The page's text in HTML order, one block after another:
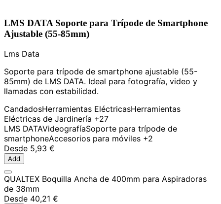
LMS DATA Soporte para Trípode de Smartphone
Ajustable (55-85mm)
Lms Data
Soporte para trípode de smartphone ajustable (55-
85mm) de LMS DATA. Ideal para fotografía, video y
llamadas con estabilidad.
CandadosHerramientas EléctricasHerramientas
Eléctricas de Jardinería +27
LMS DATAVideografíaSoporte para trípode de
smartphoneAccesorios para móviles +2
Desde 5,93 €
Add
QUALTEX Boquilla Ancha de 400mm para Aspiradoras
de 38mm
Desde 40,21 €